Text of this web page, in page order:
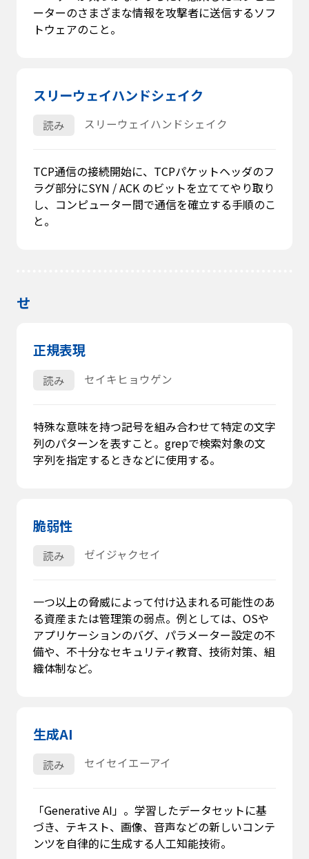
ーターのさまざまな情報を攻撃者に送信するソフ
トウェアのこと。
スリーウェイハンドシェイク
読み スリーウェイハンドシェイク
TCP通信の接続開始に、TCPパケットヘッダのフ
ラグ部分にSYN / ACK のビットを立ててやり取り
し、コンピューター間で通信を確立する手順のこ
と。
せ
正規表現
読み セイキヒョウゲン
特殊な意味を持つ記号を組み合わせて特定の文字
列のパターンを表すこと。grepで検索対象の文
字列を指定するときなどに使用する。
脆弱性
読み ゼイジャクセイ
一つ以上の脅威によって付け込まれる可能性のあ
る資産または管理策の弱点。例としては、OSや
アプリケーションのバグ、パラメーター設定の不
備や、不十分なセキュリティ教育、技術対策、組
織体制など。
生成AI
読み セイセイエーアイ
「Generative AI」。学習したデータセットに基
づき、テキスト、画像、音声などの新しいコンテ
ンツを自律的に生成する人工知能技術。